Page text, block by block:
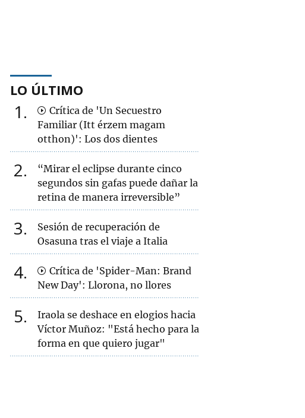
LO ÚLTIMO
1
Crítica de 'Un Secuestro
Familiar (Itt érzem magam
otthon)': Los dos dientes
2
“Mirar el eclipse durante cinco
segundos sin gafas puede dañar la
retina de manera irreversible”
3
Sesión de recuperación de
Osasuna tras el viaje a Italia
4
Crítica de 'Spider-Man: Brand
New Day': Llorona, no llores
5
Iraola se deshace en elogios hacia
Víctor Muñoz: "Está hecho para la
forma en que quiero jugar"